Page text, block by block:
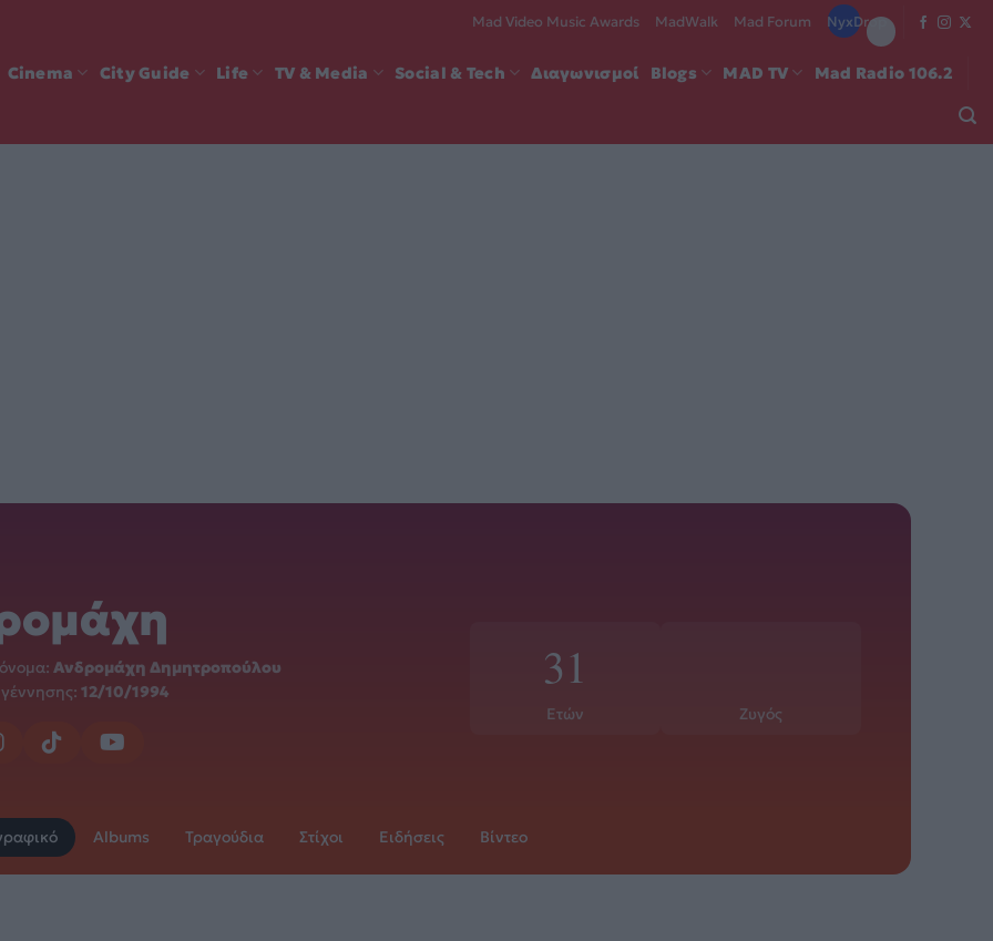
Mad Video Music Awards MadWalk Mad Forum NyxDrop
Cinema City Guide Life TV & Media Social & Tech Διαγωνισμοί Blogs MAD TV Mad Radio 106.2
Ανδρομάχη Δημητροπούλου
12/10/1994 31
Ετών Ζυγός
Albums Τραγούδια Στίχοι Ειδήσεις Βίντεο